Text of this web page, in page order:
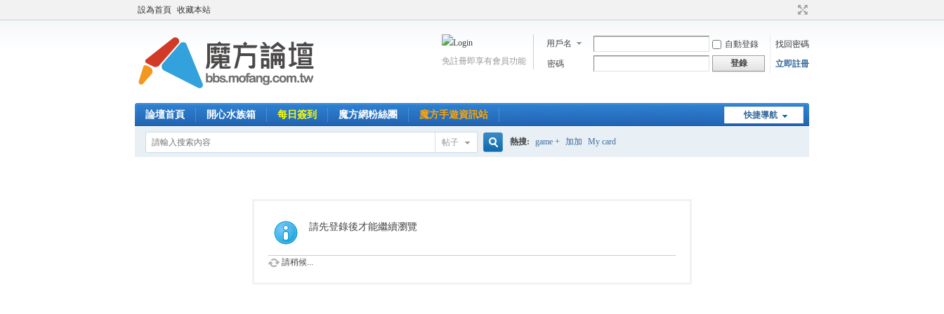
設為首頁 收藏本站
用戶名 自動登錄
找回密碼
密碼
登錄 立即註冊
免註冊即享有會員功能
快捷導航
論壇首頁 開心水族箱 每日簽到 魔方網粉絲團 魔方手遊資訊站
帖子 熱搜: game + 加加 My card
請先登錄後才能繼續瀏覽
請稍候...